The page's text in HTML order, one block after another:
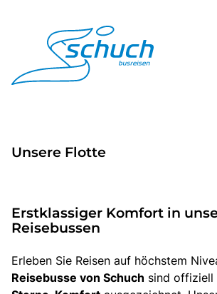
Highlights
Kontakt
Start
Unsere Flotte
Erstklassiger Komfort in
Reisebussen
Erleben Sie Reisen auf höchstem
Reisebusse von Schuch sind offiziell